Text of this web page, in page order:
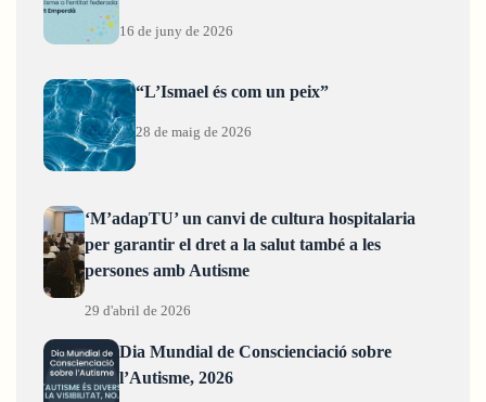
16 de juny de 2026
“L’Ismael és com un peix”
28 de maig de 2026
‘M’adapTU’ un canvi de cultura hospitalaria
per garantir el dret a la salut també a les
persones amb Autisme
29 d'abril de 2026
Dia Mundial de Conscienciació sobre
l’Autisme, 2026